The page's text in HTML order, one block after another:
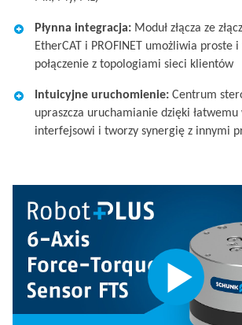
Płynna integracja: Moduł złącza ze
EtherCAT i PROFINET umożliwia proste
połączenie z topologiami sieci klientów​
Intuicyjne uruchomienie: Centrum
upraszcza uruchamianie dzięki łatwemu
interfejsowi i tworzy synergię z innymi